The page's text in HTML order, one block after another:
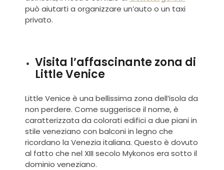
può aiutarti a organizzare un’auto o un taxi
privato.
Visita l’affascinante zona di
Little Venice
Little Venice è una bellissima zona dell’isola da
non perdere. Come suggerisce il nome, è
caratterizzata da colorati edifici a due piani in
stile veneziano con balconi in legno che
ricordano la Venezia italiana. Questo è dovuto
al fatto che nel XIII secolo Mykonos era sotto il
dominio veneziano.